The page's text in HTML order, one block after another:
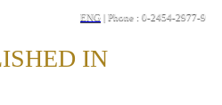
ENG | Phone : 0-2454-2977-9
IN